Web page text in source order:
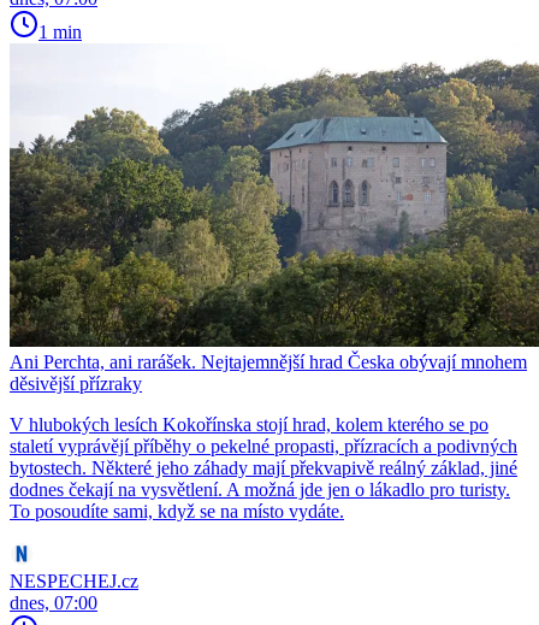
1 min
Ani Perchta, ani rarášek. Nejtajemnější hrad Česka obývají mnohem
děsivější přízraky
V hlubokých lesích Kokořínska stojí hrad, kolem kterého se po
staletí vyprávějí příběhy o pekelné propasti, přízracích a podivných
bytostech. Některé jeho záhady mají překvapivě reálný základ, jiné
dodnes čekají na vysvětlení. A možná jde jen o lákadlo pro turisty.
To posoudíte sami, když se na místo vydáte.
NESPECHEJ.cz
dnes, 07:00